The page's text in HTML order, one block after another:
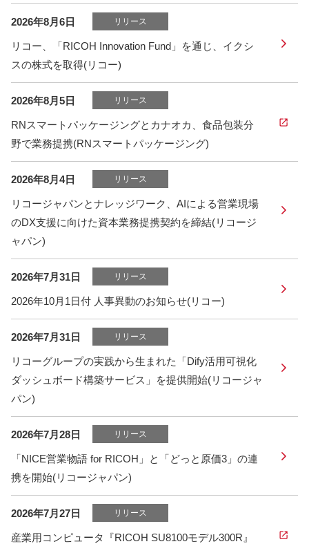
2026年8月6日 リリース
リコー、「RICOH Innovation Fund」を通じ、イクシ
スの株式を取得(リコー)
2026年8月5日 リリース
RNスマートパッケージングとカナオカ、食品包装分
野で業務提携(RNスマートパッケージング)
2026年8月4日 リリース
リコージャパンとナレッジワーク、AIによる営業現場
のDX支援に向けた資本業務提携契約を締結(リコージ
ャパン)
2026年7月31日 リリース
2026年10月1日付 人事異動のお知らせ(リコー)
2026年7月31日 リリース
リコーグループの実践から生まれた「Dify活用可視化
ダッシュボード構築サービス」を提供開始(リコージャ
パン)
2026年7月28日 リリース
「NICE営業物語 for RICOH」と「どっと原価3」の連
携を開始(リコージャパン)
2026年7月27日 リリース
産業用コンピュータ『RICOH SU8100モデル300R』